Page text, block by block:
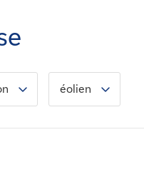
éolien